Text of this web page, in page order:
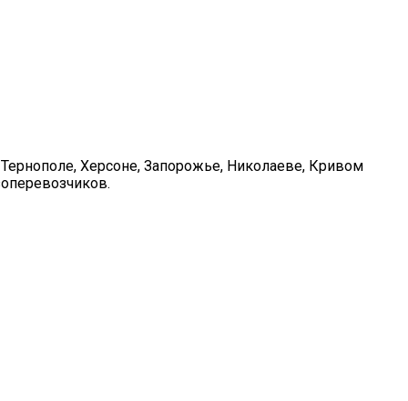
Херсоне, Запорожье, Николаеве, Кривом